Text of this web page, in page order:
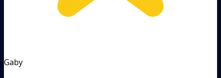
Gaby